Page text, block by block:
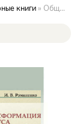
книги » Обществознание